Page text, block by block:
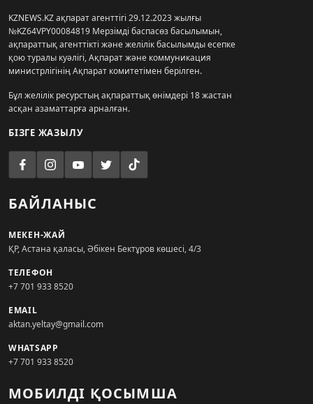
KZNEWS.KZ ақпарат агенттігі 29.12.2023 жылғы
№KZ64VPY00084819 Мерзімді баспасөз басылымын,
ақпараттық агенттікті және желілік басылымды есепке
қою туралы куәлігі, Ақпарат және коммуникация
министрлігінің Ақпарат комитетімен берілген.
Бұл желілік ресурстың ақпараттық өнімдері 18 жастан
асқан азаматтарға арналған.
БІЗГЕ ЖАЗЫЛУ
БАЙЛАНЫС
МЕКЕН-ЖАЙ
ҚР, Астана қаласы, Әбікен Бектұров көшесі, 4/3
ТЕЛЕФОН
+7 701 933 8520
EMAIL
aktan.yeltay@gmail.com
WHATSAPP
+7 701 933 8520
МОБИЛДІ ҚОСЫМША